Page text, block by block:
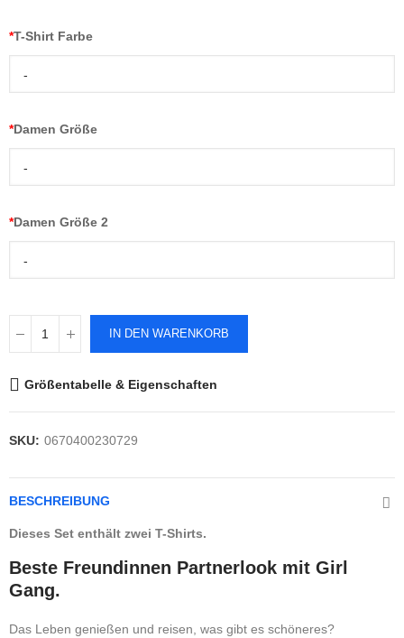
*T-Shirt Farbe
-
*Damen Größe
-
*Damen Größe 2
-
IN DEN WARENKORB
Größentabelle & Eigenschaften
SKU: 0670400230729
BESCHREIBUNG
Dieses Set enthält zwei T-Shirts.
Beste Freundinnen Partnerlook mit Girl
Gang.
Das Leben genießen und reisen, was gibt es schöneres?